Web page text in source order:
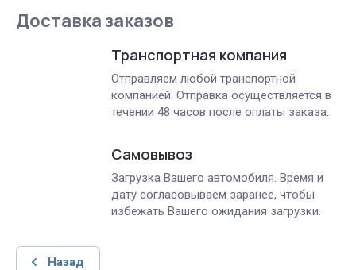
Доставка заказов
Транспортная компания
Отправляем любой транспортной
компанией. Отправка осуществляется в
течении 48 часов после оплаты заказа.
Самовывоз
Загрузка Вашего автомобиля. Время и
дату согласовываем заранее, чтобы
избежать Вашего ожидания загрузки.
Назад